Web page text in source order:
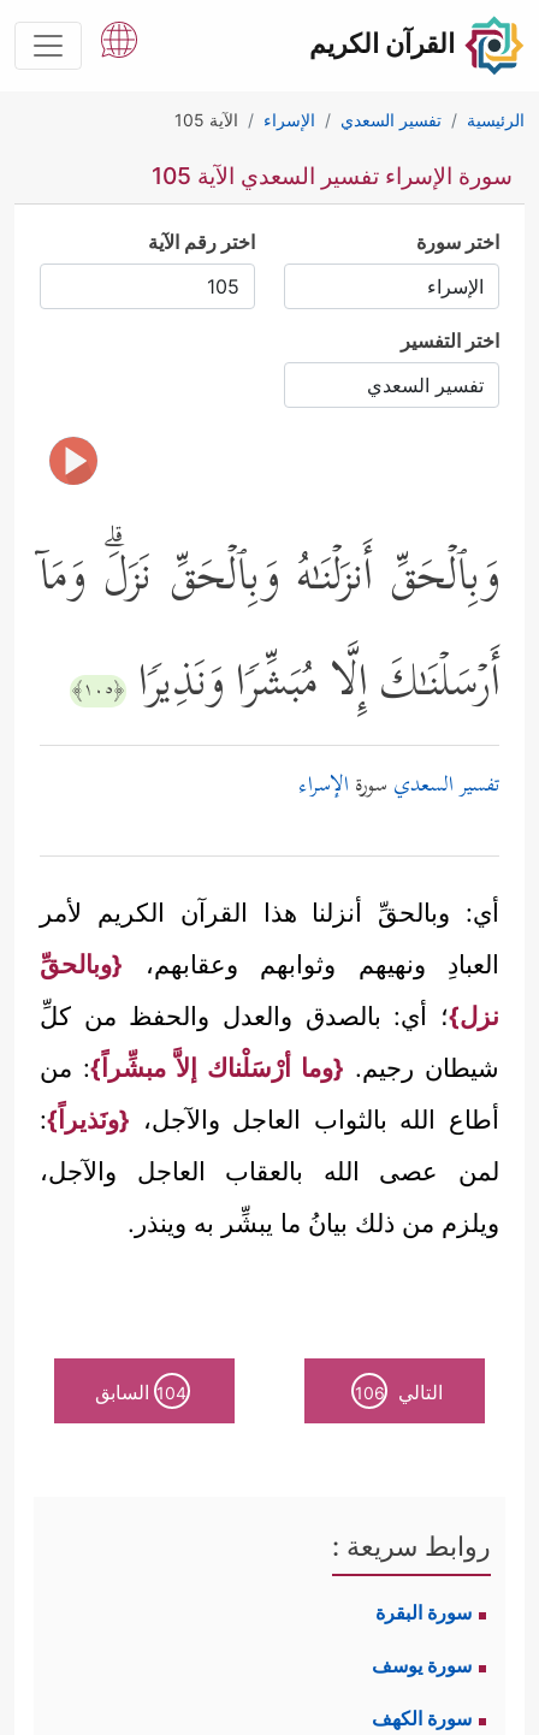
القرآن الكريم
الرئيسية تفسير السعدي الإسراء الآية 105
سورة الإسراء تفسير السعدي الآية 105
اختر سورة اختر رقم الآية
اختر التفسير
وَبِٱلۡحَقِّ أَنزَلۡنَـٰهُ وَبِٱلۡحَقِّ نَزَلَۗ وَمَاۤ
أَرۡسَلۡنَـٰكَ إِلَّا مُبَشِّرࣰا وَنَذِیرࣰا ﴿١٠٥﴾
تفسير السعدي سورة الإسراء
أي: وبالحقِّ أنزلنا هذا القرآن الكريم لأمر
العبادِ ونهيهم وثوابهم وعقابهم، {وبالحقِّ
نزل}؛ أي: بالصدق والعدل والحفظ من كلِّ
شيطان رجيم. {وما أرْسَلْناك إلاَّ مبشِّراً}: من
أطاع الله بالثواب العاجل والآجل، {ونَذيراً}:
لمن عصى الله بالعقاب العاجل والآجل،
ويلزم من ذلك بيانُ ما يبشِّر به وينذر.
التالي 106
104 السابق
روابط سريعة :
سورة البقرة
سورة يوسف
سورة الكهف